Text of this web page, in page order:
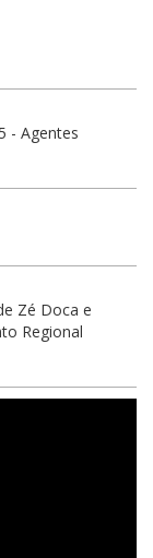
- Agentes
Zé Doca e
Regional